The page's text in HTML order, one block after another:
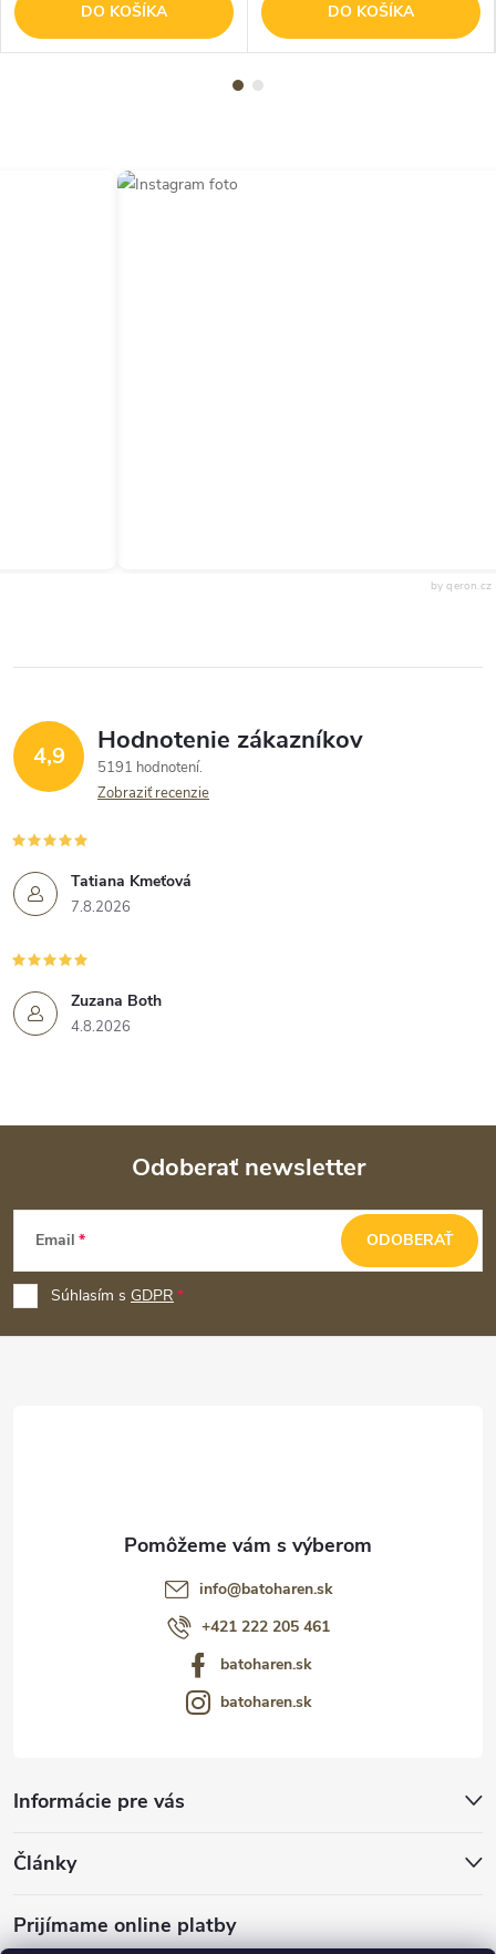
DO KOŠÍKA DO KOŠÍKA
by qeron.cz
4,9 Hodnotenie zákazníkov
5191 hodnotení
Zobraziť recenzie
Tatiana Kmeťová
7.8.2026
Zuzana Both
4.8.2026
Z
p
ä
Odoberať newsletter
Email
Súhlasím s GDPR
ODOBERAŤ
Informácie pre vás
Články
Prijímame online platby
info@batoharen.sk
+421 222 205 461
batoharen.sk
batoharen.sk